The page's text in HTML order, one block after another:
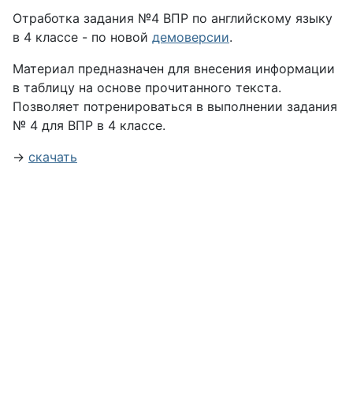
Отработка задания №4 ВПР по английскому языку
в 4 классе - по новой демоверсии.
Материал предназначен для внесения информации
в таблицу на основе прочитанного текста.
Позволяет потренироваться в выполнении задания
№ 4 для ВПР в 4 классе.
→ скачать